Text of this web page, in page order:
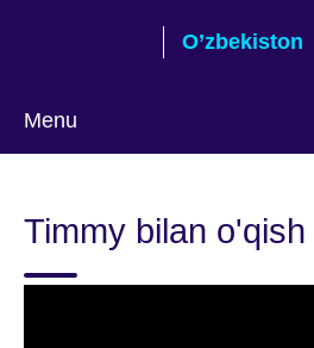
O’zbekiston
Menu
language
Timmy bilan o'qish